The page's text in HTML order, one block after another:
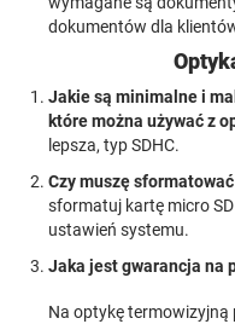
dokumentów dla
Jakie są minimalne i
które można używać z
lepsza, typ SDHC.
Czy muszę
sformatuj kartę micro
ustawień systemu.
Jaka jest gwarancja na
Na optykę termowizyjną